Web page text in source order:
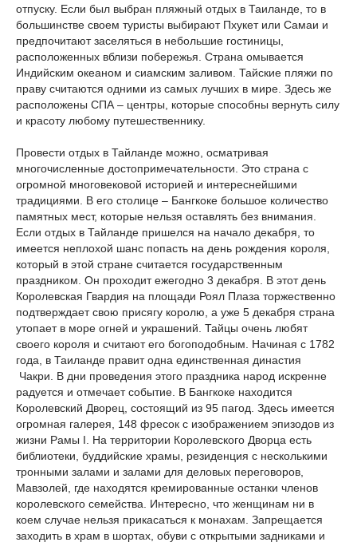
отпуску. Если был выбран пляжный отдых в Таиланде, то в
большинстве своем туристы выбирают Пхукет или Самаи и
предпочитают заселяться в небольшие гостиницы,
расположенных вблизи побережья. Страна омывается
Индийским океаном и сиамским заливом. Тайские пляжи по
праву считаются одними из самых лучших в мире. Здесь же
расположены СПА – центры, которые способны вернуть силу
и красоту любому путешественнику.
Провести отдых в Тайланде можно, осматривая
многочисленные достопримечательности. Это страна с
огромной многовековой историей и интереснейшими
традициями. В его столице – Бангкоке большое количество
памятных мест, которые нельзя оставлять без внимания.
Если отдых в Тайланде пришелся на начало декабря, то
имеется неплохой шанс попасть на день рождения короля,
который в этой стране считается государственным
праздником. Он проходит ежегодно 3 декабря. В этот день
Королевская Гвардия на площади Роял Плаза торжественно
подтверждает свою присягу королю, а уже 5 декабря страна
утопает в море огней и украшений. Тайцы очень любят
своего короля и считают его богоподобным. Начиная с 1782
года, в Таиланде правит одна единственная династия
Чакри. В дни проведения этого праздника народ искренне
радуется и отмечает событие. В Бангкоке находится
Королевский Дворец, состоящий из 95 пагод. Здесь имеется
огромная галерея, 148 фресок с изображением эпизодов из
жизни Рамы I. На территории Королевского Дворца есть
библиотеки, буддийские храмы, резиденция с несколькими
тронными залами и залами для деловых переговоров,
Мавзолей, где находятся кремированные останки членов
королевского семейства. Интересно, что женщинам ни в
коем случае нельзя прикасаться к монахам. Запрещается
заходить в храм в шортах, обуви с открытыми задниками и